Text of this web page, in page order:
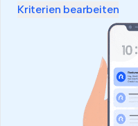
Kriterien bearbeiten